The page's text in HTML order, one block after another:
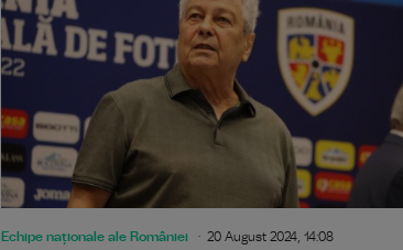
Echipe naționale ale României 20 August 2024, 14:08